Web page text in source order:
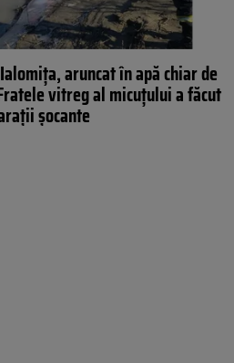
aruncat în apă chiar de
vitreg al micuţului a făcut
şocante